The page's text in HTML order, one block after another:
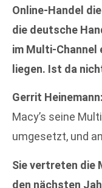
Online-Handel
die deutsche
im Multi-
liegen. Ist da
Gerrit Heinemann:
Macy’s seine
umgesetzt, und
Sie vertreten die
den nächsten